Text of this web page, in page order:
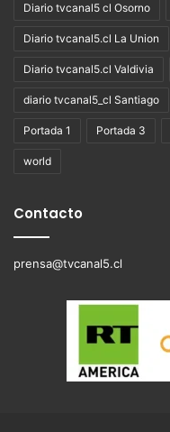
Diario tvcanal5 cl Osorno
Diario tvcanal5.cl La Union
Diario tvcanal5.cl Valdivia
diario tvcanal5_cl Santiago
Portada 1 Portada 3
world
Contacto
prensa@tvcanal5.cl